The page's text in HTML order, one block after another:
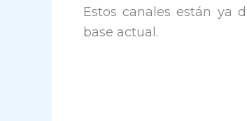
Estos canales están ya
base actual.